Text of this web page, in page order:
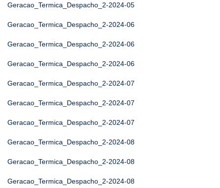
Geracao_Termica_Despacho_2-2024-05
Geracao_Termica_Despacho_2-2024-06
Geracao_Termica_Despacho_2-2024-06
Geracao_Termica_Despacho_2-2024-06
Geracao_Termica_Despacho_2-2024-07
Geracao_Termica_Despacho_2-2024-07
Geracao_Termica_Despacho_2-2024-07
Geracao_Termica_Despacho_2-2024-08
Geracao_Termica_Despacho_2-2024-08
Geracao_Termica_Despacho_2-2024-08